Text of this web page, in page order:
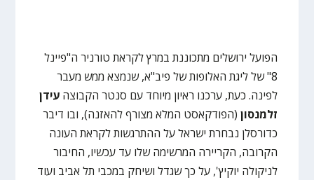
הפועל ירושלים מתכוננת במרץ לקראת טורניר ה"פיינל
8" של ליגת האלופות של פיב"א, שנמצא ממש מעבר
לפינה. כעת, ערכנו ראיון מיוחד עם סנטר הקבוצהעידן
זלמנסון (הפודקאסט המלא מצורף להאזנה), ובו דיבר
כדורסלן נבחרת ישראל על ההתרגשות לקראת העונה
הקרובה, הקריירה המרשימה שלו עד עכשיו, החיבור
לניקולה יוקיץ', על כך שגדל ושיחק במכבי תל אביב ועוד